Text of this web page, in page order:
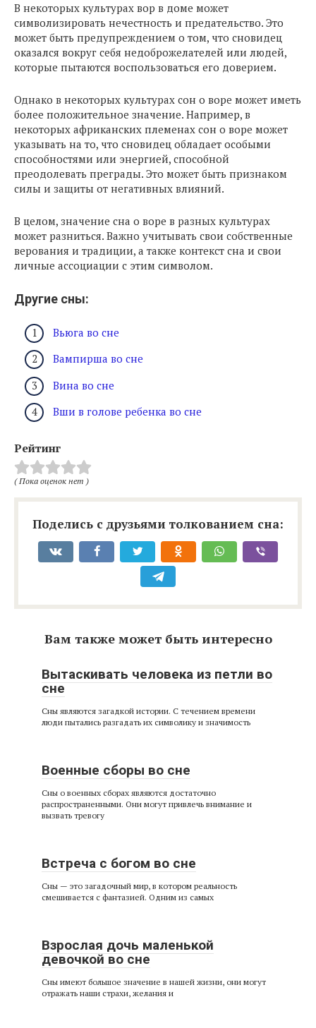
В некоторых культурах вор в доме может
символизировать нечестность и предательство. Это
может быть предупреждением о том, что сновидец
оказался вокруг себя недоброжелателей или людей,
которые пытаются воспользоваться его доверием.
Однако в некоторых культурах сон о воре может иметь
более положительное значение. Например, в
некоторых африканских племенах сон о воре может
указывать на то, что сновидец обладает особыми
способностями или энергией, способной
преодолевать преграды. Это может быть признаком
силы и защиты от негативных влияний.
В целом, значение сна о воре в разных культурах
может разниться. Важно учитывать свои собственные
верования и традиции, а также контекст сна и свои
личные ассоциации с этим символом.
Другие сны:
Вьюга во сне
Вампирша во сне
Вина во сне
Вши в голове ребенка во сне
Рейтинг
( Пока оценок нет )
Поделись с друзьями толкованием сна:
Вам также может быть интересно
Вытаскивать человека из петли во
сне
Сны являются загадкой истории. С течением времени
люди пытались разгадать их символику и значимость
Военные сборы во сне
Сны о военных сборах являются достаточно
распространенными. Они могут привлечь внимание и
вызвать тревогу
Встреча с богом во сне
Сны — это загадочный мир, в котором реальность
смешивается с фантазией. Одним из самых
Взрослая дочь маленькой
девочкой во сне
Сны имеют большое значение в нашей жизни, они могут
отражать наши страхи, желания и